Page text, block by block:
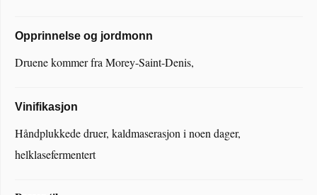
Opprinnelse og jordmonn
Druene kommer fra Morey-Saint-Denis,
Vinifikasjon
Håndplukkede druer, kaldmaserasjon i noen dager,
helklasefermentert